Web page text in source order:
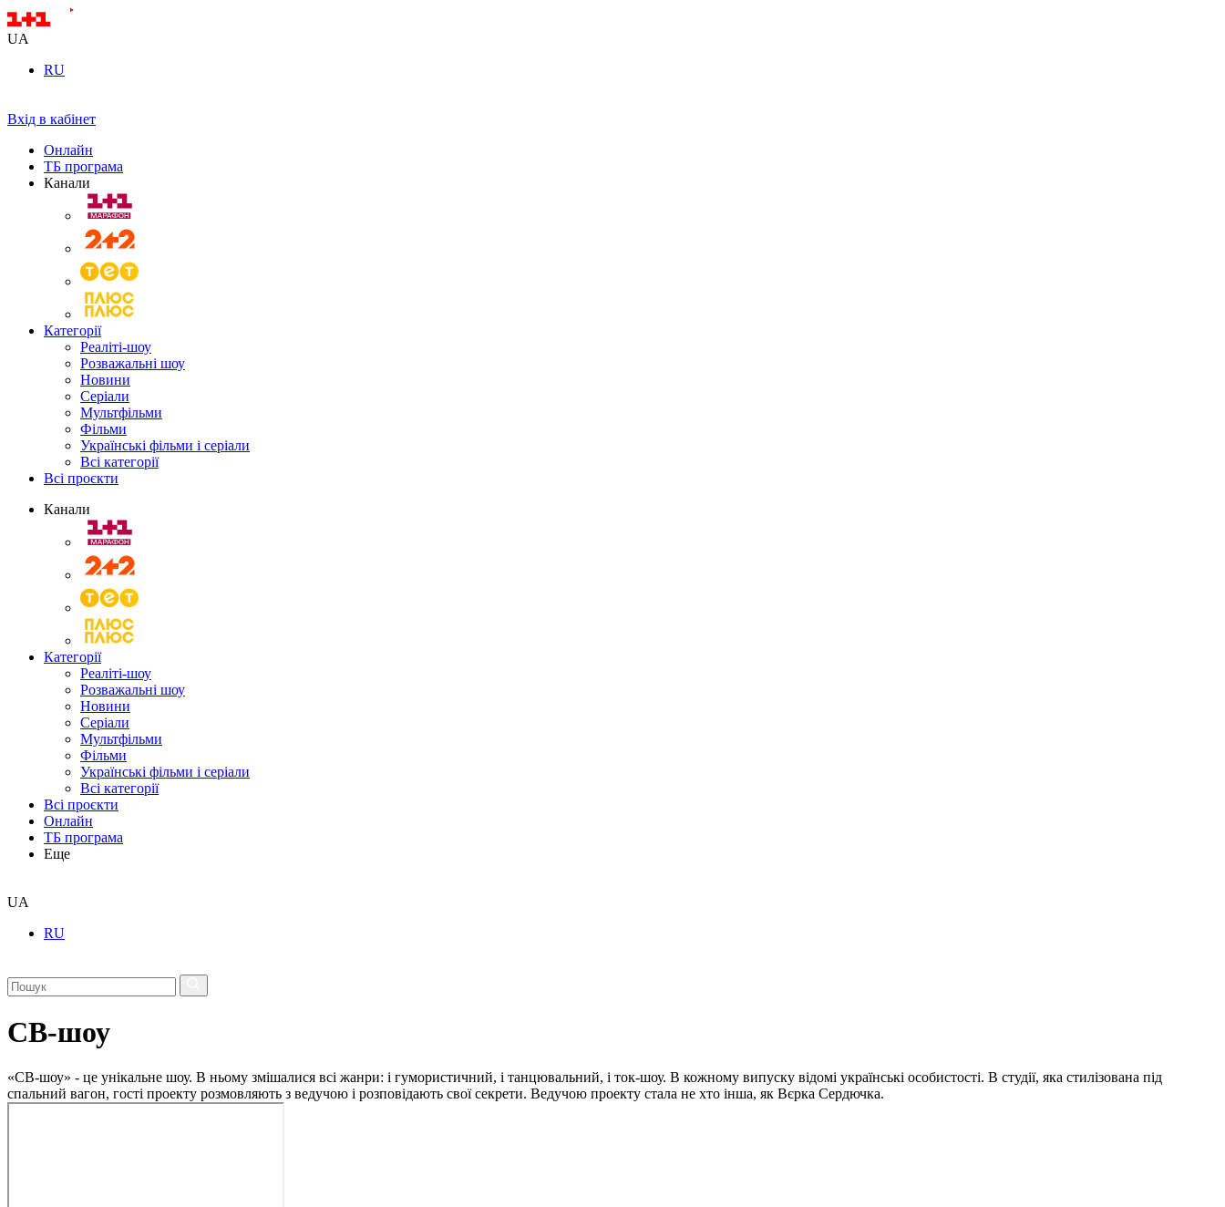
UA
RU
Вхід в кабінет
Онлайн
ТБ програма
Канали
Категорії
Реаліті-шоу
Розважальні шоу
Новини
Серіали
Мультфільми
Фільми
Українські фільми і серіали
Всі категорії
Всі проєкти
Канали
Категорії
Реаліті-шоу
Розважальні шоу
Новини
Серіали
Мультфільми
Фільми
Українські фільми і серіали
Всі категорії
Всі проєкти
Онлайн
ТБ програма
Еще
UA
RU
СВ-шоу
«СВ-шоу» - це унікальне шоу. В ньому змішалися всі жанри: і гумористичний, і танцювальний, і ток-шоу. В кожному випуску відомі українські особистості. В студії, яка стилізована під
спальний вагон, гості проекту розмовляють з ведучою і розповідають свої секрети. Ведучою проекту стала не хто інша, як Вєрка Сердючка.